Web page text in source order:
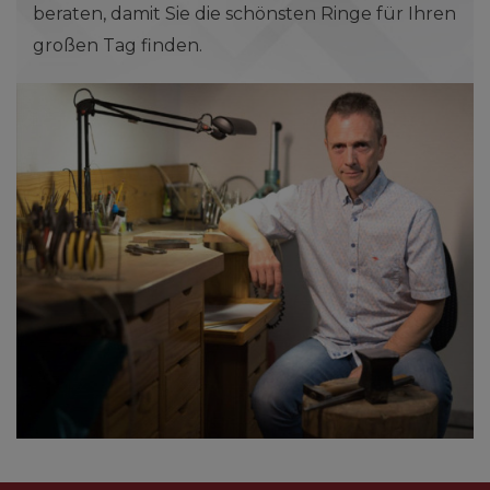
beraten, damit Sie die schönsten Ringe für Ihren
großen Tag finden.